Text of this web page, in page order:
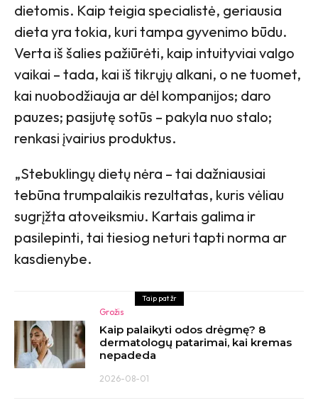
dietomis. Kaip teigia specialistė, geriausia
dieta yra tokia, kuri tampa gyvenimo būdu.
Verta iš šalies pažiūrėti, kaip intuityviai valgo
vaikai – tada, kai iš tikrųjų alkani, o ne tuomet,
kai nuobodžiauja ar dėl kompanijos; daro
pauzes; pasijutę sotūs – pakyla nuo stalo;
renkasi įvairius produktus.
„Stebuklingų dietų nėra – tai dažniausiai
tebūna trumpalaikis rezultatas, kuris vėliau
sugrįžta atoveiksmiu. Kartais galima ir
pasilepinti, tai tiesiog neturi tapti norma ar
kasdienybe.
Taip pat žr
Grožis
Kaip palaikyti odos drėgmę? 8
dermatologų patarimai, kai kremas
nepadeda
2026-08-01